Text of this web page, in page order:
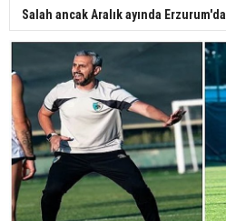
Salah ancak Aralık ayında Erzurum'da